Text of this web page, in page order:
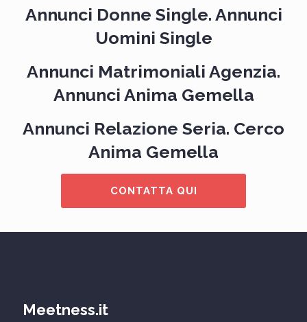
Annunci Donne Single. Annunci
Uomini Single
Annunci Matrimoniali Agenzia.
Annunci Anima Gemella
Annunci Relazione Seria. Cerco
Anima Gemella
CONTATTA QUI
Meetness.it